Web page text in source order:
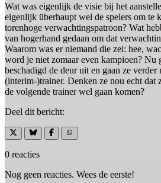
Wat was eigenlijk de visie bij het
eigenlijk überhaupt wel de spelers om te
torenhoge verwachtingspatroon? Wat
van hogerhand gedaan om dat
Waarom was er niemand die zei: hee,
word je niet zomaar even kampioen? Nu
beschadigd de deur uit en gaan ze verder
(interim-)trainer. Denken ze nou echt dat
de volgende trainer wel gaan komen?
Deel dit bericht:
0 reacties
Nog geen reacties. Wees de eerste!